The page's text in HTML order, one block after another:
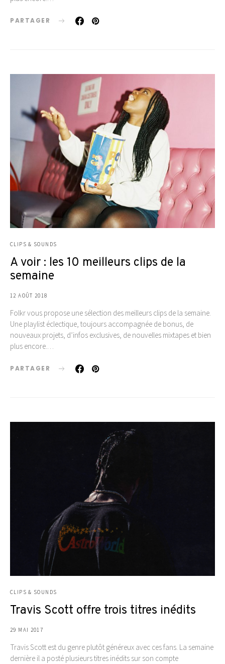
PARTAGER
CLIPS & SOUNDS
A voir : les 10 meilleurs clips de la
semaine
12 AOÛT 2018
Folkr vous propose une sélection des meilleurs clips de la semaine.
Une playlist éclectique, toujours accompagnée de bonus, de
nouveaux projets, d’infos exclusives, de nouvelles mixtapes et bien
plus encore.…
PARTAGER
CLIPS & SOUNDS
Travis Scott offre trois titres inédits
29 MAI 2017
Travis Scott est du genre plutôt généreux avec ces fans. La semaine
dernière il a posté plusieurs titres inédits sur son compte